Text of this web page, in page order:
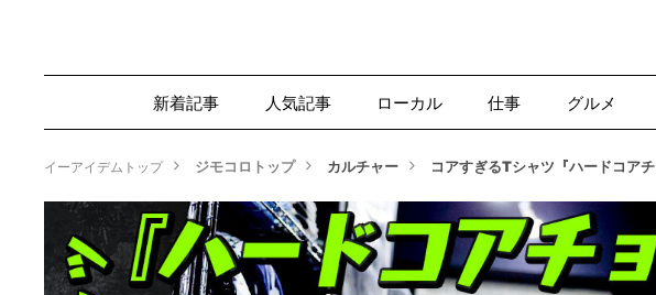
新着記事 人気記事 ローカル 仕事 グルメ
イーアイデムトップ ジモコロトップ カルチャー コアすぎるTシャツ『ハードコア